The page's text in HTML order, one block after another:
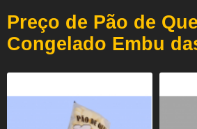
Preço de Pão de
Congelado Embu